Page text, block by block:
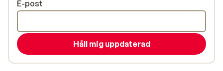
E-post
Håll mig uppdaterad